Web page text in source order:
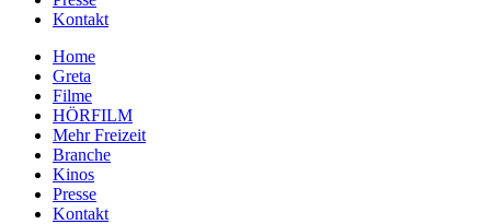
Kontakt
Home
Greta
Filme
HÖRFILM
Mehr Freizeit
Branche
Kinos
Presse
Kontakt